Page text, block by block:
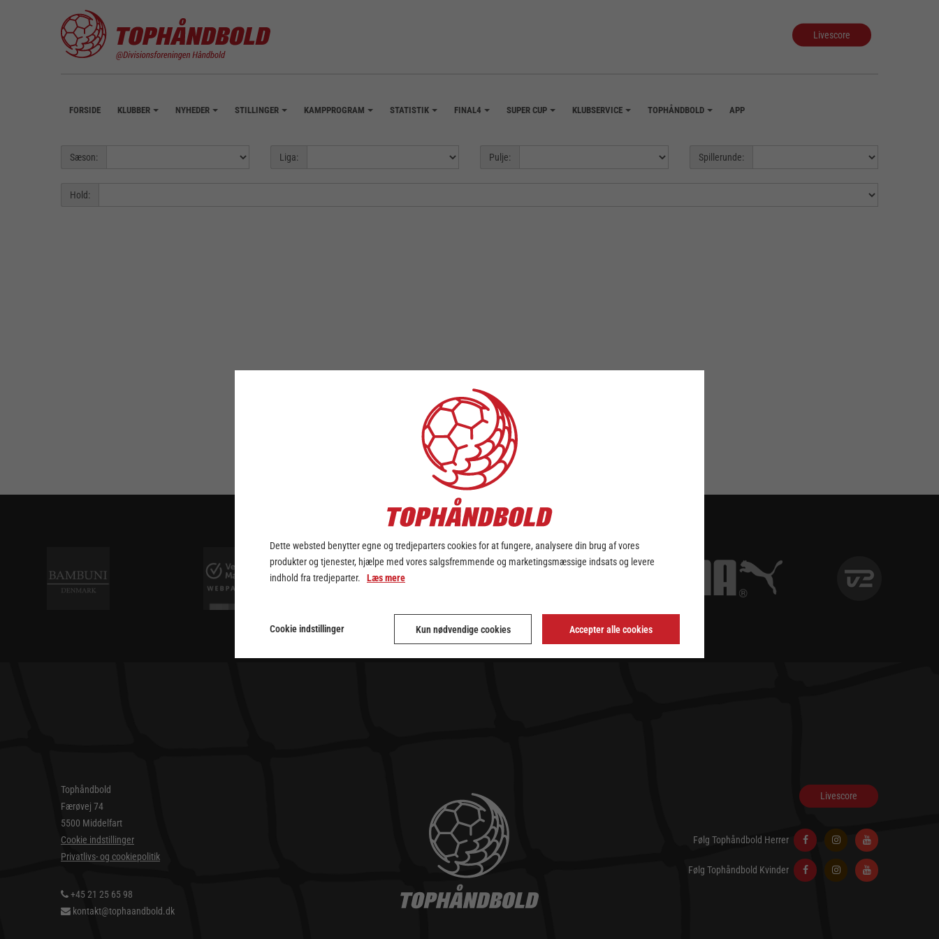
Livescore
FORSIDE KLUBBER NYHEDER STILLINGER KAMPPROGRAM STATISTIK FINAL4 SUPER CUP KLUBSERVICE TOPHÅNDBOLD APP
Sæson: Liga: Pulje: Spillerunde:
Hold:
Tophåndbold
Færøvej 74
5500 Middelfart
Cookie indstillinger
Privatlivs- og cookiepolitik
+45 21 25 65 98
kontakt@tophaandbold.dk
Livescore
Følg Tophåndbold Herrer
Følg Tophåndbold Kvinder
Dette websted benytter egne og tredjeparters cookies for at fungere, analysere din brug af vores
produkter og tjenester, hjælpe med vores salgsfremmende og marketingsmæssige indsats og levere
indhold fra tredjeparter. Læs mere
Cookie indstillinger Kun nødvendige cookies Accepter alle cookies